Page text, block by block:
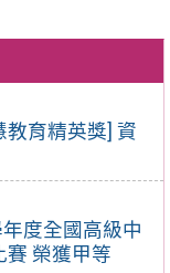
教育精英獎] 資
度全國高級中
賽 榮獲甲等